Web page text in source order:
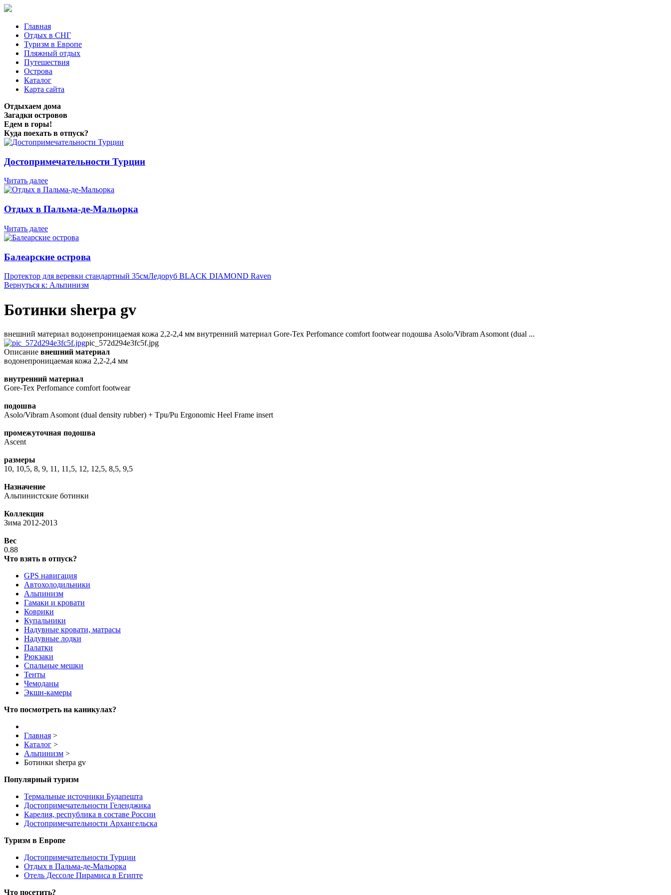
Главная
Отдых в СНГ
Туризм в Европе
Пляжный отдых
Путешествия
Острова
Каталог
Карта сайта
Отдыхаем дома
Загадки островов
Едем в горы!
Куда поехать в отпуск?
Достопримечательности Турции
Читать далее
Отдых в Пальма-де-Мальорка
Читать далее
Балеарские острова
Протектор для веревки стандартный 35смЛедоруб BLACK DIAMOND Raven
Вернуться к: Альпинизм
Ботинки sherpa gv
внешний материал водонепроницаемая кожа 2,2-2,4 мм внутренний материал Gore-Tex Perfomance comfort footwear подошва Asolo/Vibram Asomont (dual ...
pic_572d294e3fc5f.jpg
Описание внешний материал
водонепроницаемая кожа 2,2-2,4 мм
внутренний материал
Gore-Tex Perfomance comfort footwear
подошва
Asolo/Vibram Asomont (dual density rubber) + Tpu/Pu Ergonomic Heel Frame insert
промежуточная подошва
Ascent
размеры
10, 10,5, 8, 9, 11, 11,5, 12, 12,5, 8,5, 9,5
Назначение
Альпинистские ботинки
Коллекция
Зима 2012-2013
Вес
0.88
Что взять в отпуск?
GPS навигация
Автохолодильники
Альпинизм
Гамаки и кровати
Коврики
Купальники
Надувные кровати, матрасы
Надувные лодки
Палатки
Рюкзаки
Спальные мешки
Тенты
Чемоданы
Экшн-камеры
Что посмотреть на каникулах?
Главная >
Каталог >
Альпинизм >
Ботинки sherpa gv
Популярный туризм
Термальные источники Будапешта
Достопримечательности Геленджика
Карелия, республика в составе России
Достопримечательности Архангельска
Туризм в Европе
Достопримечательности Турции
Отдых в Пальма-де-Мальорка
Отель Дессоле Пирамиса в Египте
Что посетить?